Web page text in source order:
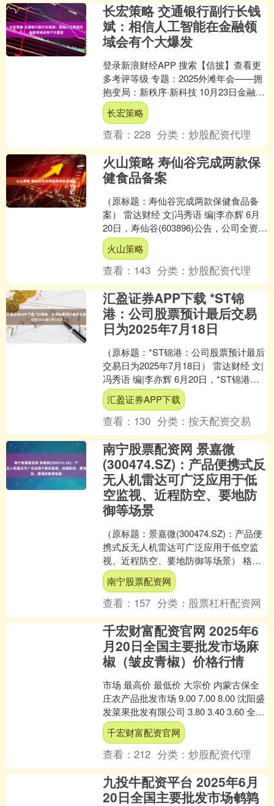
长宏策略 交通银行副行长钱
斌：相信人工智能在金融领
域会有个大爆发
登录新浪财经APP 搜索【信披】查看更
多考评等级 专题：2025外滩年会——拥
抱变局：新秩序·新科技 10月23日金融一
线消息，2025外滩年会于10月23-2....
长宏策略
查看：228 分类：炒股配资代理
火山策略 寿仙谷完成两款保
健食品备案
（原标题：寿仙谷完成两款保健食品备
案） 雷达财经 文|冯秀语 编|李亦辉 6月
20日，寿仙谷(603896)公告，公司全资子
公司金华寿仙谷药业有限公司近日完成
了....
火山策略
查看： 143 分类：炒股配资代理
汇盈证券APP下载 *ST锦
港：公司股票预计最后交易
日为2025年7月18日
（原标题：*ST锦港：公司股票预计最后
交易日为2025年7月18日） 雷达财经 文|
冯秀语 编|李亦辉 6月20日，*ST锦港、
*ST锦港B（证券代码：6001....
汇盈证券APP下载
查看： 130 分类：按天配资交易
南宁股票配资网 景嘉微
(300474.SZ)：产品便携式反
无人机雷达可广泛应用于低
空监视、近程防空、要地防
御等场景
（原标题：景嘉微(300474.SZ)：产品便
携式反无人机雷达可广泛应用于低空监
视、近程防空、要地防御等场景） 格隆
汇6月20日丨景嘉微(300474.SZ)在....
南宁股票配资网
查看： 157 分类： 股票杠杆配资网
千宏财富配资官网 2025年6
月20日全国主要批发市场麻
椒（皱皮青椒）价格行情
市场 最高价 最低价 大宗价 内蒙古保全
庄农产品批发市场 9.00 7.00 8.00 沈阳盛
发菜果批发有限公司 3.80 3.40 3.60 全国
麻椒（皱皮青....
千宏财富配资官网
查看：212 分类：炒股配资代理
九投牛配资平台 2025年6月
20日全国主要批发市场鹌鹑